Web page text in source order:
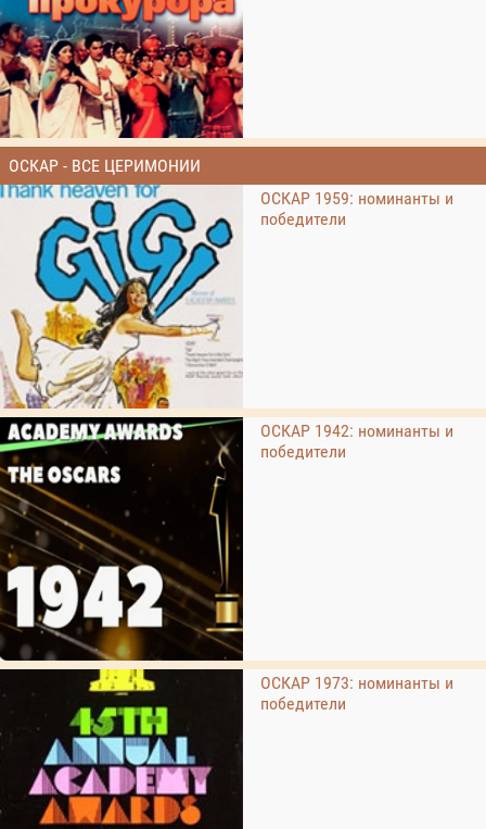
ОСКАР - ВСЕ ЦЕРИМОНИИ
ОСКАР 1959: номинанты и
победители
ОСКАР 1942: номинанты и
победители
ОСКАР 1973: номинанты и
победители